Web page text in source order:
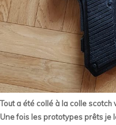
Tout a été collé à la colle scotch
Une fois les prototypes prêts je